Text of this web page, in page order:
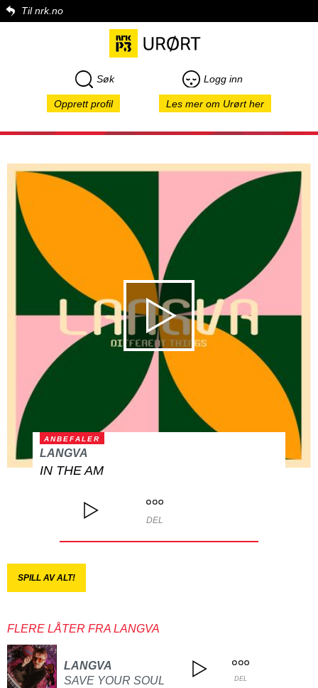
Til nrk.no
Søk Logg inn
Opprett profil Les mer om Urørt her
ANBEFALER
LANGVA
IN THE AM
DEL
SPILL AV ALT!
FLERE LÅTER FRA LANGVA
LANGVA
SAVE YOUR SOUL
DEL